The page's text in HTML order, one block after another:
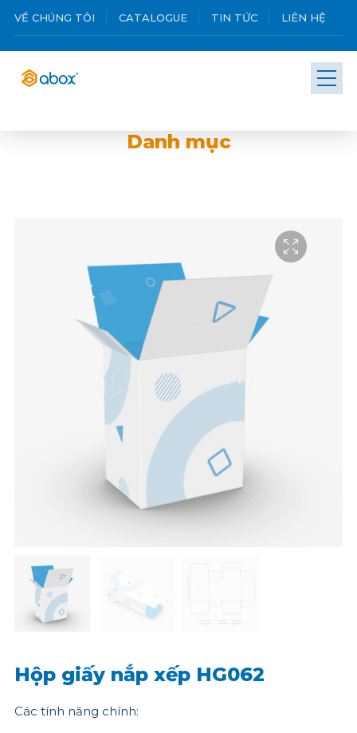
VỀ CHÚNG TÔI CATALOGUE TIN TỨC LIÊN HỆ
Danh mục
Hộp giấy nắp xếp HG062
Các tính năng chính: